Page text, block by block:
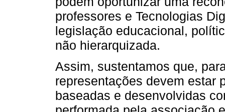
professores e Tecnologias
legislação educacional,
não hierarquizada.
Assim, sustentamos que,
representações devem estar
baseadas e desenvolvidas